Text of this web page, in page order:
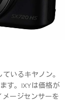
いるキヤノン。
す。IXYは価格が
ージセンサーを